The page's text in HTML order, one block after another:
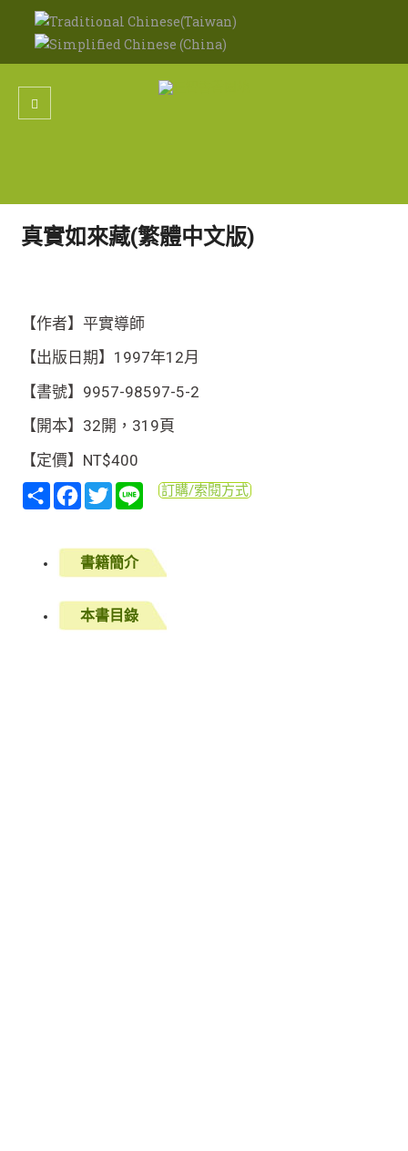
真實如來藏(繁體中文版)
【作者】平實導師
【出版日期】1997年12月
【書號】9957-98597-5-2
【開本】32開，319頁
【定價】NT$400
分
享
Facebook
Twitter Line訂購/索閱方式
書籍簡介
本書目錄